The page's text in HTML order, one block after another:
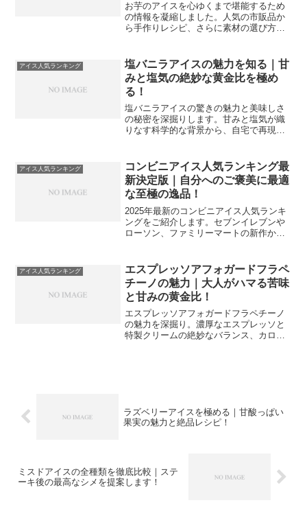
お芋のアイスを心ゆくまで堪能するため
の情報を凝縮しました。人気の市販品か
ら手作りレシピ、さらに素材の選び方ま
のハーモニーを知りたい方は必見です。
毎日のデザートタイムを格上げする具体
的なヒントが満載ですよ。
アイス人気ランキング
塩バニラアイスの魅力を知る｜甘
みと塩気の絶妙な黄金比を極め
る！
塩バニラアイスの驚きの魅力と美味しさ
の秘密を深掘りします。甘みと塩気が織
りなす科学的な背景から、自宅で再現で
説。自分へのご褒美やギフト選びに役立
つ、塩バニラアイスの極意を凝縮してお
届けする完全ガイドです。
アイス人気ランキング
コンビニアイス人気ランキング最
新決定版｜自分へのご褒美に最適
な至極の逸品！
2025年最新のコンビニアイス人気ランキ
ングをご紹介します。セブンイレブンや
ローソン、ファミリーマートの新作から
感やさっぱりしたシャーベットなど、贅
沢なひとときを彩る最高のアイスを見つ
けるための決定版ガイドです。
アイス人気ランキング
エスプレッソアフォガードフラペ
チーノの魅力｜大人がハマる苦味
と甘みの黄金比！
エスプレッソアフォガードフラペチーノ
の魅力を深掘り。濃厚なエスプレッソと
特製クリームの絶妙なバランス、カロリ
ラズベリーアイスを極める｜甘酸っぱい
果実の魅力と絶品レシピ！
ミスドアイスの全種類を徹底比較｜ステ
ーキ後の最高なシメを提案します！